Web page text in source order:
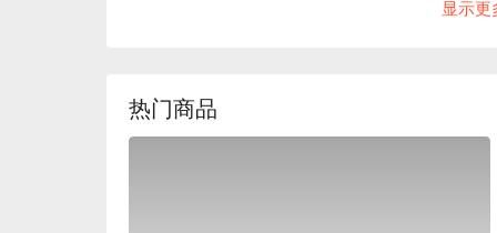
冲绳家常风味料理｜道地呈现冲绳妈妈的好手艺，
座落于那霸市多良，距离冲绳单轨电车赤岭站仅
佳去处。
显示更
热门商品